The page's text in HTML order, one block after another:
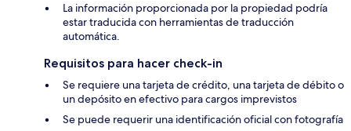
La información proporcionada por la propiedad podría
estar traducida con herramientas de traducción
automática.
Requisitos para hacer check-in
Se requiere una tarjeta de crédito, una tarjeta de débito o
un depósito en efectivo para cargos imprevistos
Se puede requerir una identificación oficial con fotografía